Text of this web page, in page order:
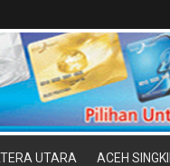
UTARA ACEH SINGKIL